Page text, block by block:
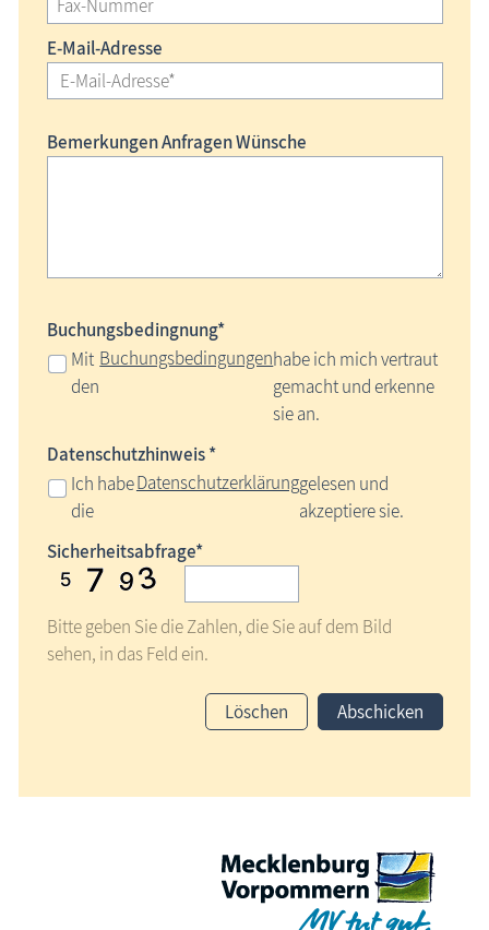
E-Mail-Adresse
Bemerkungen Anfragen Wünsche
Buchungsbedingnung*
Mit
den
Buchungsbedingungenhabe ich mich vertraut
gemacht und erkenne
sie an.
Datenschutzhinweis *
Ich habe
die
Datenschutzerklärunggelesen und
akzeptiere sie.
Sicherheitsabfrage*
Bitte geben Sie die Zahlen, die Sie auf dem Bild
sehen, in das Feld ein.
Löschen Abschicken